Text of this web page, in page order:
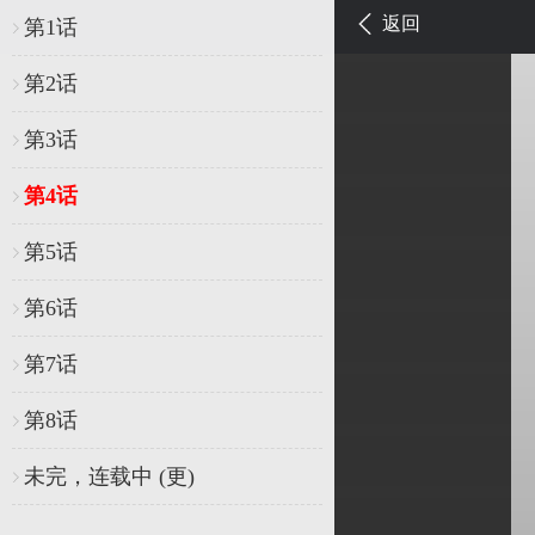
返回
第1话
第2话
第3话
第4话
第5话
第6话
第7话
第8话
未完，连载中 (更)